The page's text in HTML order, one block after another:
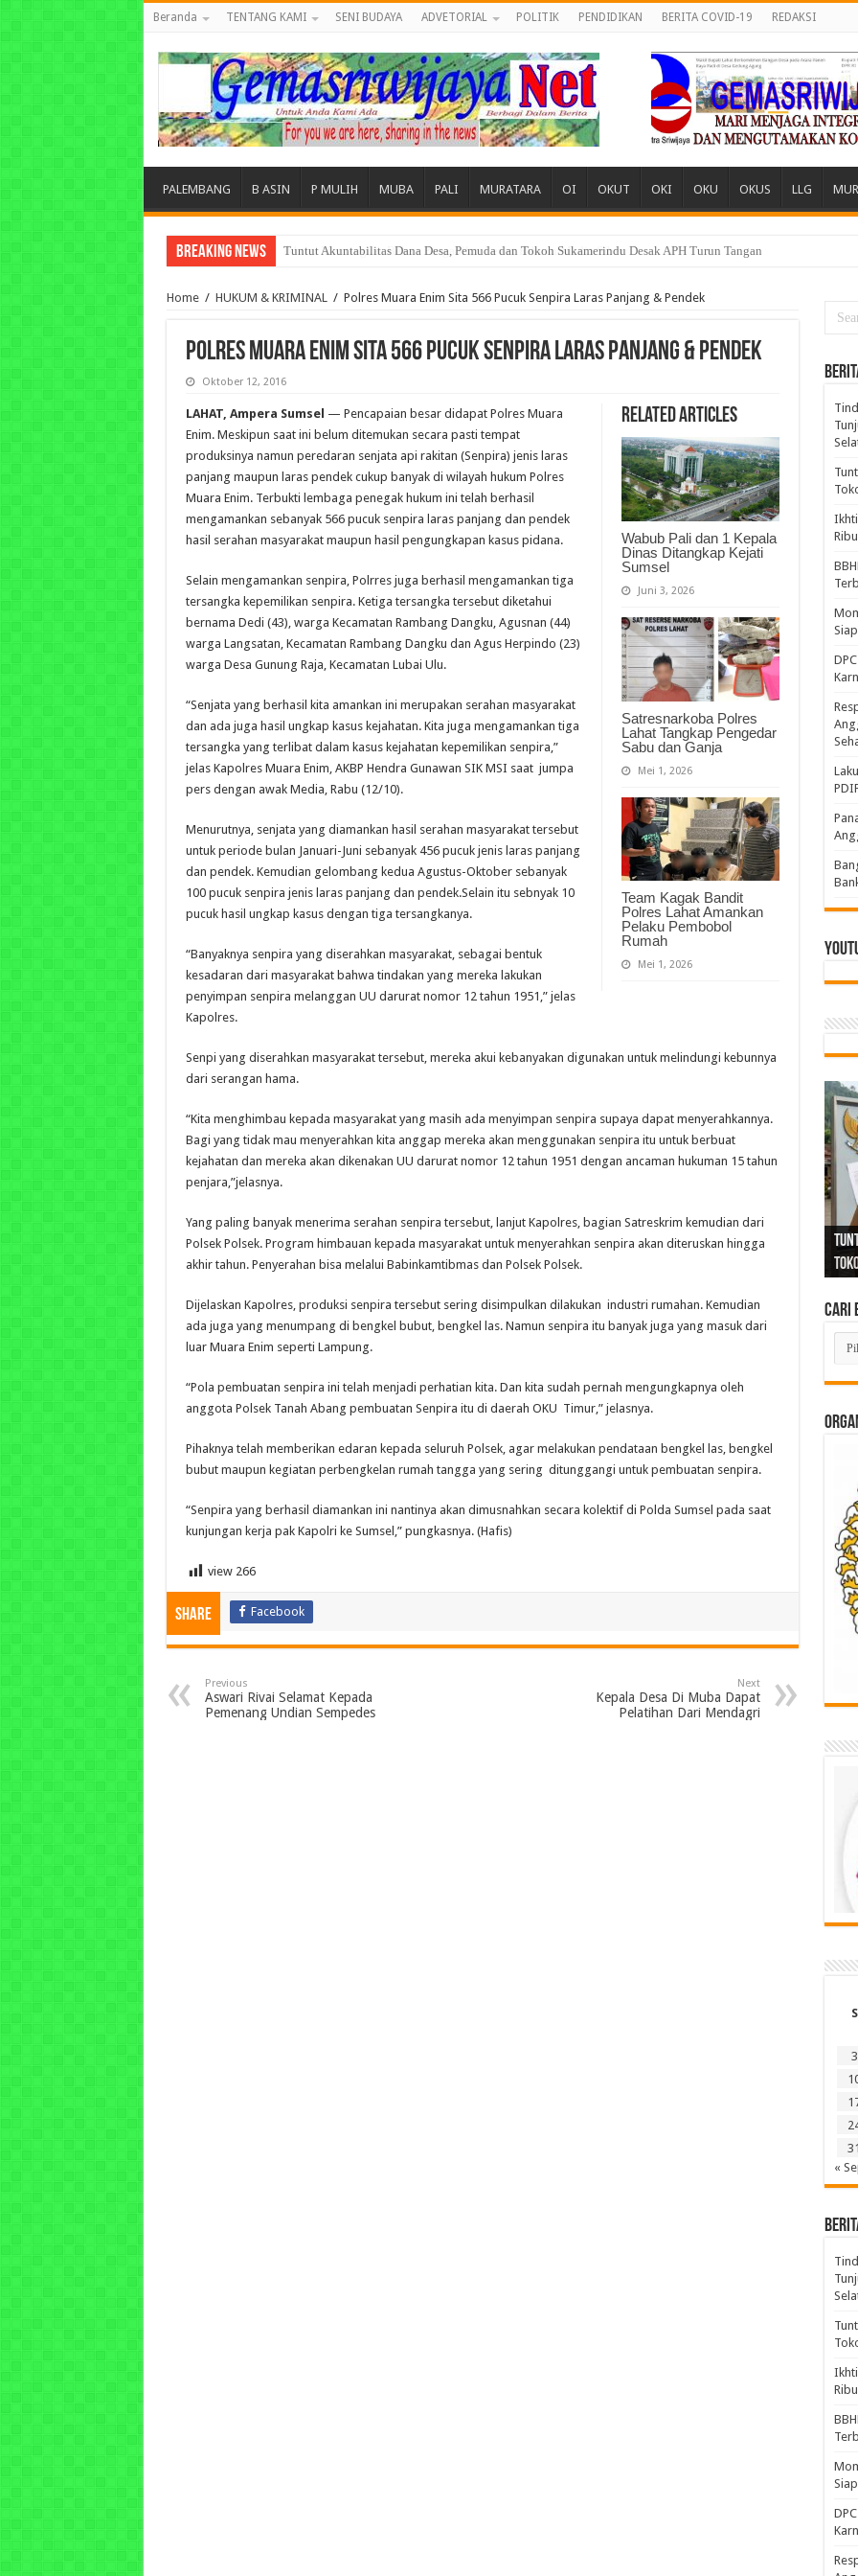
Beranda TENTANG KAMI SENI BUDAYA ADVETORIAL POLITIK PENDIDIKAN BERITA COVID-19 REDAKSI
PALEMBANG B ASIN P MULIH MUBA PALI MURATARA OI OKUT OKI OKU OKUS LLG
Breaking News Ikhtiar Memangkas Beban Pengadilan Lewat Ribuan Media Siber
Home / HUKUM & KRIMINAL / Polres Muara Enim Sita 566 Pucuk Senpira Laras Panjang & Pendek
Polres Muara Enim Sita 566 Pucuk Senpira Laras Panjang & Pendek
Oktober 12, 2016
Related Articles
Wabub Pali dan 1 Kepala
Dinas Ditangkap Kejati
Sumsel
Juni 3, 2026
Satresnarkoba Polres
Lahat Tangkap Pengedar
Sabu dan Ganja
Mei 1, 2026
Team Kagak Bandit
Polres Lahat Amankan
Pelaku Pembobol
Rumah
Mei 1, 2026
LAHAT, Ampera Sumsel — Pencapaian besar didapat Polres Muara
Enim. Meskipun saat ini belum ditemukan secara pasti tempat
produksinya namun peredaran senjata api rakitan (Senpira) jenis laras
panjang maupun laras pendek cukup banyak di wilayah hukum Polres
Muara Enim. Terbukti lembaga penegak hukum ini telah berhasil
mengamankan sebanyak 566 pucuk senpira laras panjang dan pendek
hasil serahan masyarakat maupun hasil pengungkapan kasus pidana.
Selain mengamankan senpira, Polrres juga berhasil mengamankan tiga
tersangka kepemilikan senpira. Ketiga tersangka tersebut diketahui
bernama Dedi (43), warga Kecamatan Rambang Dangku, Agusnan (44)
warga Langsatan, Kecamatan Rambang Dangku dan Agus Herpindo (23)
warga Desa Gunung Raja, Kecamatan Lubai Ulu.
“Senjata yang berhasil kita amankan ini merupakan serahan masyarakat
dan ada juga hasil ungkap kasus kejahatan. Kita juga mengamankan tiga
tersangka yang terlibat dalam kasus kejahatan kepemilikan senpira,”
jelas Kapolres Muara Enim, AKBP Hendra Gunawan SIK MSI saat jumpa
pers dengan awak Media, Rabu (12/10).
Menurutnya, senjata yang diamankan hasil serahan masyarakat tersebut
untuk periode bulan Januari-Juni sebanyak 456 pucuk jenis laras panjang
dan pendek. Kemudian gelombang kedua Agustus-Oktober sebanyak
100 pucuk senpira jenis laras panjang dan pendek.Selain itu sebnyak 10
pucuk hasil ungkap kasus dengan tiga tersangkanya.
“Banyaknya senpira yang diserahkan masyarakat, sebagai bentuk
kesadaran dari masyarakat bahwa tindakan yang mereka lakukan
penyimpan senpira melanggan UU darurat nomor 12 tahun 1951,” jelas
Kapolres.
Senpi yang diserahkan masyarakat tersebut, mereka akui kebanyakan digunakan untuk melindungi kebunnya
dari serangan hama.
“Kita menghimbau kepada masyarakat yang masih ada menyimpan senpira supaya dapat menyerahkannya.
Bagi yang tidak mau menyerahkan kita anggap mereka akan menggunakan senpira itu untuk berbuat
kejahatan dan mereka akan dikenakan UU darurat nomor 12 tahun 1951 dengan ancaman hukuman 15 tahun
penjara,”jelasnya.
Yang paling banyak menerima serahan senpira tersebut, lanjut Kapolres, bagian Satreskrim kemudian dari
Polsek Polsek. Program himbauan kepada masyarakat untuk menyerahkan senpira akan diteruskan hingga
akhir tahun. Penyerahan bisa melalui Babinkamtibmas dan Polsek Polsek.
Dijelaskan Kapolres, produksi senpira tersebut sering disimpulkan dilakukan industri rumahan. Kemudian
ada juga yang menumpang di bengkel bubut, bengkel las. Namun senpira itu banyak juga yang masuk dari
luar Muara Enim seperti Lampung.
“Pola pembuatan senpira ini telah menjadi perhatian kita. Dan kita sudah pernah mengungkapnya oleh
anggota Polsek Tanah Abang pembuatan Senpira itu di daerah OKU Timur,” jelasnya.
Pihaknya telah memberikan edaran kepada seluruh Polsek, agar melakukan pendataan bengkel las, bengkel
bubut maupun kegiatan perbengkelan rumah tangga yang sering ditunggangi untuk pembuatan senpira.
“Senpira yang berhasil diamankan ini nantinya akan dimusnahkan secara kolektif di Polda Sumsel pada saat
kunjungan kerja pak Kapolri ke Sumsel,” pungkasnya. (Hafis)
view 266
Share Facebook
Previous
Aswari Rivai Selamat Kepada
Pemenang Undian Sempedes
Next
Kepala Desa Di Muba Dapat
Pelatihan Dari Mendagri
Cari
Cari
di
S
3
31
«